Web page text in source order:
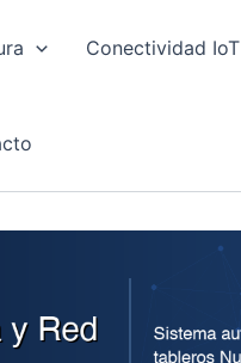
Conectividad IoT